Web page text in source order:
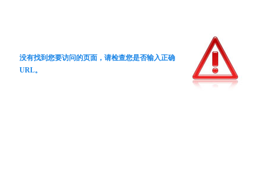
没有找到您要访问的页面，请检查您是否输入正确
URL。